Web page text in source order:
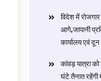
विदेश में
आगे,जापानी
कार्यालय एवं दून
​कांवड़ यात्रा
घंटे तैनात